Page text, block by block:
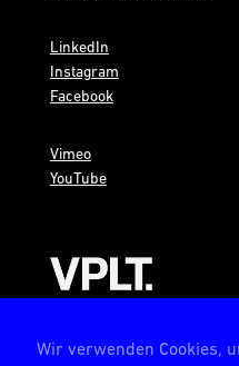
Wir verwenden Cookies,
LinkedIn
Instagram
Facebook
Vimeo
YouTube